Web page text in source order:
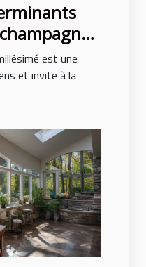
est une
et invite à la